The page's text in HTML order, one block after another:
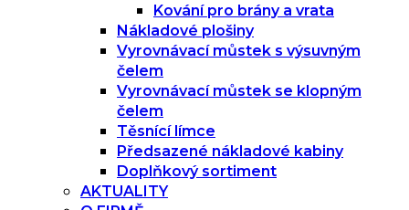
Kování pro brány a vrata
Nákladové plošiny
Vyrovnávací můstek s výsuvným
čelem
Vyrovnávací můstek se klopným
čelem
Těsnící límce
Předsazené nákladové kabiny
Doplňkový sortiment
AKTUALITY